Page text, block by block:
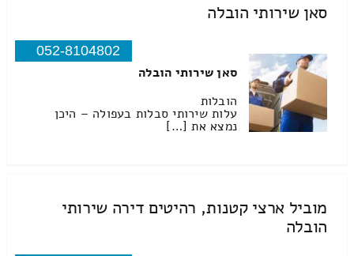
סאן שירותי הובלה
052-8104802
סאן שירותי הובלה
הובלות
עלות שירותי סבלות בעפולה – היכן
נמצא את […]
מוביל ארצי קטנות, רהיטים דירה שירותי
הובלה